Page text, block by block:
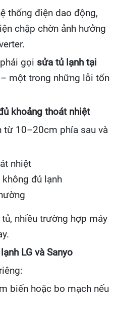
thống điện dao động,
chập chờn ảnh hưởng
gọi sửa tủ lạnh tại
một trong những lỗi tốn
khoảng thoát nhiệt
từ 10–20cm phía sau và
nhiệt
không đủ lạnh
nhiều trường hợp máy
LG và Sanyo
biến hoặc bo mạch nếu